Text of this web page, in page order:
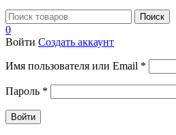
Поиск
0
Войти Создать аккаунт
Имя пользователя или Email *
Пароль *
Войти